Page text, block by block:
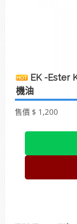
EK -Ester
機油
售價 $ 1,200